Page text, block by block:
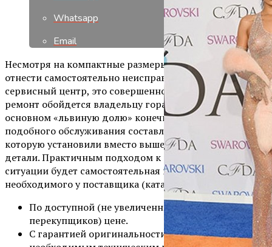
Whatsapp
Email
Несмотря на компактные размеры и возможность
отнести самостоятельно неисправный ноутбук в
сервисный центр, это совершенно не означает, что его
ремонт обойдется владельцу гораздо дешевле. В
основном «львиную долю» конечной стоимости
подобного обслуживания составляет цена на запчасть,
которую установили вместо вышедшей из строя
детали. Практичным подходом к разрешению данной
ситуации будет самостоятельная покупка всего
необходимого у поставщика (каталог для выбора :
По доступной (не увеличенной в разы сетью
перекупщиков) цене.
С гарантией оригинальности и соответствия